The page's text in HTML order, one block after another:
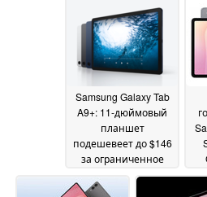
Samsung Galaxy Tab
A9+: 11-дюймовый
планшет
подешевеет до $146
за ограниченное
28 August 2025